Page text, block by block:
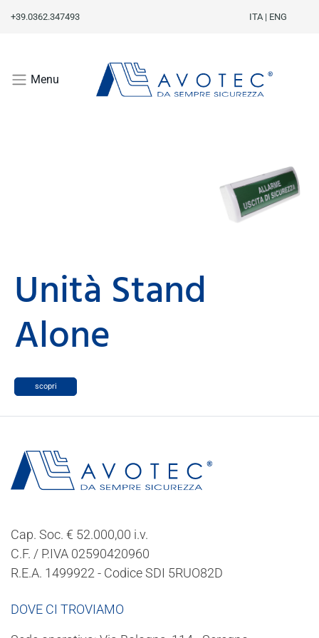
+39.0362.347493 ITA| ENG
Menu
Unità Stand
Alone
scopri
Cap. Soc. € 52.000,00 i.v.
C.F. / P.IVA 02590420960
R.E.A. 1499922 - Codice SDI 5RUO82D
DOVE CI TROVIAMO